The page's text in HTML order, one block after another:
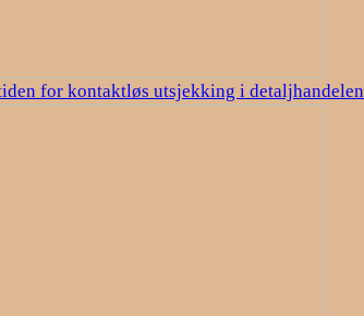
for kontaktløs utsjekking i detaljhandelen